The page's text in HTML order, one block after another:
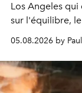
Los Angeles
sur l'équilibre,
05.08.2026 by